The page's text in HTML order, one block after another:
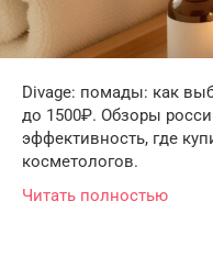
Divage: помады: как
до 1500₽. Обзоры
эффективность, где
косметологов.
Читать полностью